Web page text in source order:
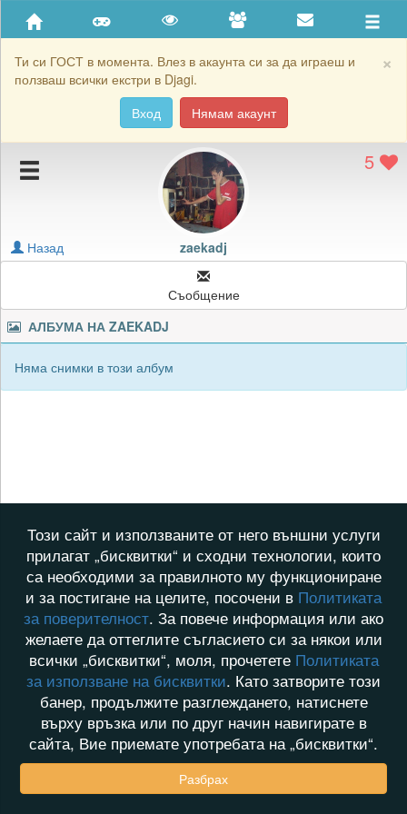
×
Ти си ГОСТ в момента. Влез в акаунта си за да играеш и
ползваш всички екстри в Djagi.
Вход
Нямам акаунт
Приятели
Хронология на игри
Подаръците на zaekadj
Картичките на zaekadj
Блокирай zaekadj
5
zaekadj
Назад
Съобщение
АЛБУМА НА ZAEKADJ
Няма снимки в този албум
Този сайт и използваните от него външни услуги
прилагат „бисквитки“ и сходни технологии, които
са необходими за правилното му функциониране
и за постигане на целите, посочени в Политиката
за поверителност. За повече информация или ако
желаете да оттеглите съгласието си за някои или
всички „бисквитки“, моля, прочетете Политиката
за използване на бисквитки. Като затворите този
банер, продължите разглеждането, натиснете
върху връзка или по друг начин навигирате в
сайта, Вие приемате употребата на „бисквитки“.
Разбрах